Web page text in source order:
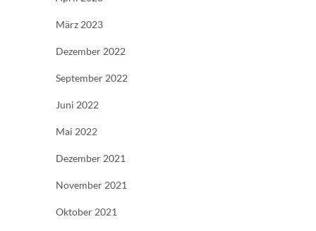
März 2023
Dezember 2022
September 2022
Juni 2022
Mai 2022
Dezember 2021
November 2021
Oktober 2021